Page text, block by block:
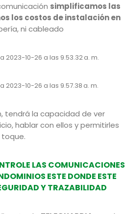
simplificamos las
los costos de instalación en
ni cableado
tendrá la capacidad de ver
hablar con ellos y permitirles
LAS COMUNICACIONES
ESTE DONDE ESTE
Y TRAZABILIDAD